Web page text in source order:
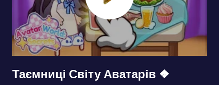
Таємниці Світу Аватарів ❖